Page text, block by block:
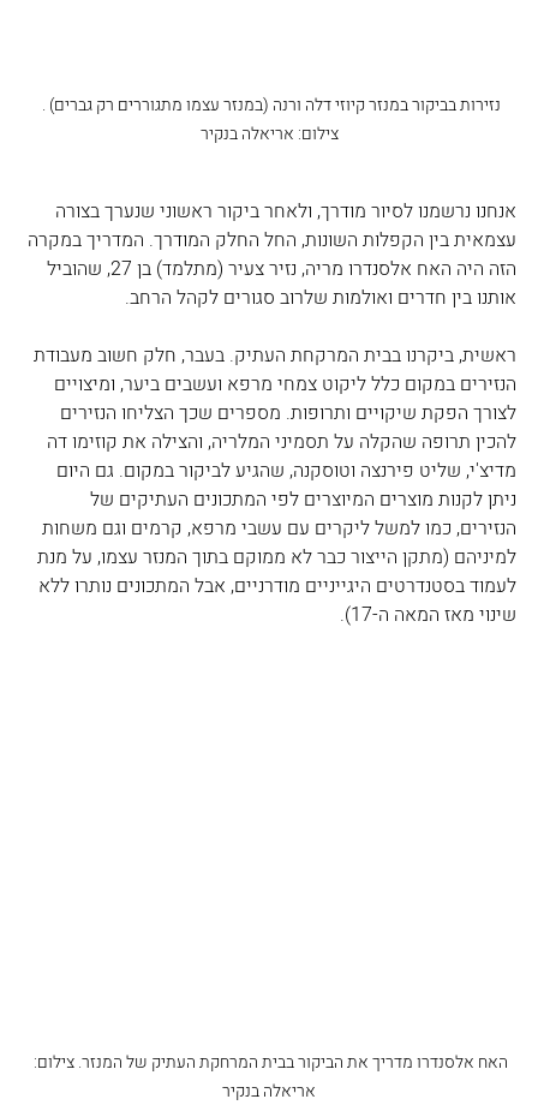
נזירות בביקור במנזר קיוזי דלה ורנה (במנזר עצמו מתגוררים רק גברים) .
צילום: אריאלה בנקיר
אנחנו נרשמנו לסיור מודרך, ולאחר ביקור ראשוני שנערך בצורה
עצמאית בין הקפלות השונות, החל החלק המודרך. המדריך במקרה
הזה היה האח אלסנדרו מריה, נזיר צעיר (מתלמד) בן 27, שהוביל
אותנו בין חדרים ואולמות שלרוב סגורים לקהל הרחב.
ראשית, ביקרנו בבית המרקחת העתיק. בעבר, חלק חשוב מעבודת
הנזירים במקום כלל ליקוט צמחי מרפא ועשבים ביער, ומיצויים
לצורך הפקת שיקויים ותרופות. מספרים שכך הצליחו הנזירים
להכין תרופה שהקלה על תסמיני המלריה, והצילה את קוזימו דה
מדיצ'י, שליט פירנצה וטוסקנה, שהגיע לביקור במקום. גם היום
ניתן לקנות מוצרים המיוצרים לפי המתכונים העתיקים של
הנזירים, כמו למשל ליקרים עם עשבי מרפא, קרמים וגם משחות
למיניהם (מתקן הייצור כבר לא ממוקם בתוך המנזר עצמו, על מנת
לעמוד בסטנדרטים היגייניים מודרניים, אבל המתכונים נותרו ללא
שינוי מאז המאה ה-17).
האח אלסנדרו מדריך את הביקור בבית המרחקת העתיק של המנזר. צילום:
אריאלה בנקיר